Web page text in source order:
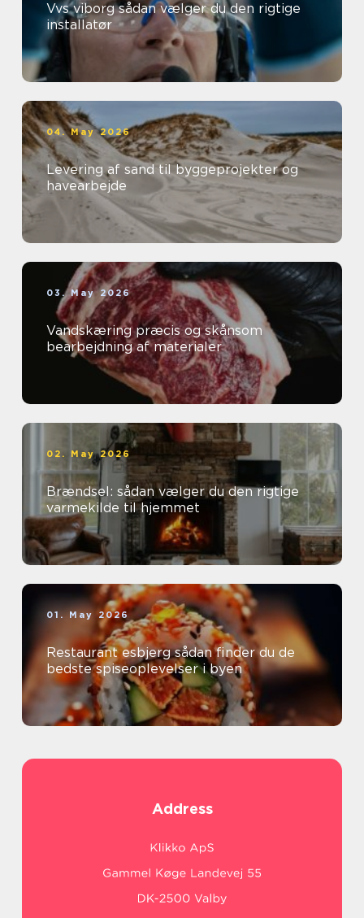
Vvs viborg sådan vælger du den rigtige
installatør
04. May 2026
Levering af sand til byggeprojekter og
havearbejde
03. May 2026
Vandskæring præcis og skånsom
bearbejdning af materialer
02. May 2026
Brændsel: sådan vælger du den rigtige
varmekilde til hjemmet
01. May 2026
Restaurant esbjerg sådan finder du de
bedste spiseoplevelser i byen
Address